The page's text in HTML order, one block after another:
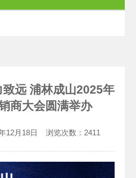
远 浦林成山2025年
商大会圆满举办
12月18日 浏览次数： 2411